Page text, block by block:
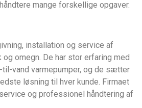
mange forskellige opgaver.
installation og service af
omegn. De har stor erfaring med
vand varmepumper, og de sætter
løsning til hver kunde. Firmaet
og professionel håndtering af